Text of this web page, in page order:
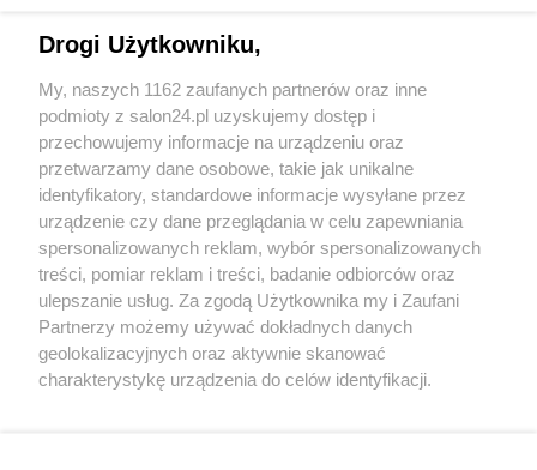
Sport
Społeczeństwo
Kultura
X Facebook Instagram Youtube
Drogi Użytkowniku,
My, naszych 1162 zaufanych partnerów oraz inne
podmioty z salon24.pl uzyskujemy dostęp i
przechowujemy informacje na urządzeniu oraz
przetwarzamy dane osobowe, takie jak unikalne
identyfikatory, standardowe informacje wysyłane przez
urządzenie czy dane przeglądania w celu zapewniania
spersonalizowanych reklam, wybór spersonalizowanych
treści, pomiar reklam i treści, badanie odbiorców oraz
ulepszanie usług. Za zgodą Użytkownika my i Zaufani
Partnerzy możemy używać dokładnych danych
geolokalizacyjnych oraz aktywnie skanować
charakterystykę urządzenia do celów identyfikacji.